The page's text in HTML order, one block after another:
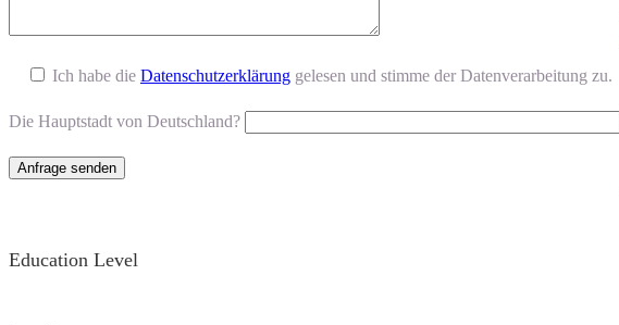
Ich habe die Datenschutzerklärung gelesen und stimme der Datenverarbeitung zu.
Die Hauptstadt von Deutschland?
Education Level